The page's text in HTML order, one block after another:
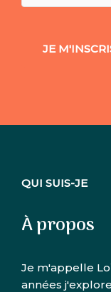
QUI SUIS-JE
À propos
Je m'appelle
années